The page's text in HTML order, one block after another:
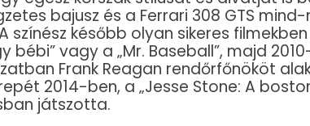
bajusz és a Ferrari 308 GTS
színész később olyan sikeres
bébi” vagy a „Mr. Baseball”, majd
Frank Reagan rendőrfőnököt
2014-ben, a „Jesse Stone: A
játszotta.